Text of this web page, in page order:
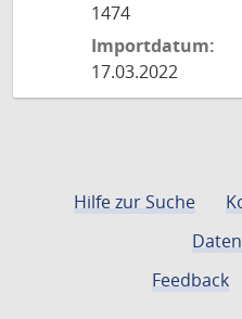
1474
Importdatum:
17.03.2022
Hilfe zur Suche
Feedback